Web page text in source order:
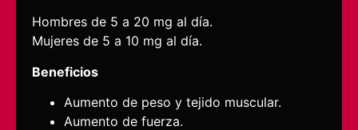
Hombres de 5 a 20 mg al día.
Mujeres de 5 a 10 mg al día.
Beneficios
Aumento de peso y tejido muscular.
Aumento de fuerza.